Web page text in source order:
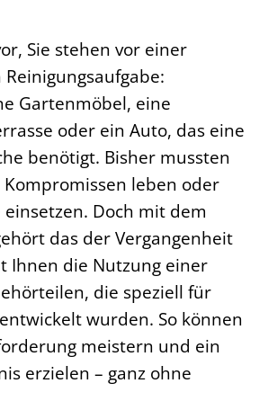
Sie stehen vor einer
Gartenmöbel, eine
oder ein Auto, das eine
benötigt. Bisher mussten
leben oder
Doch mit dem
das der Vergangenheit
Ihnen die Nutzung einer
die speziell für
wurden. So können
meistern und ein
erzielen – ganz ohne